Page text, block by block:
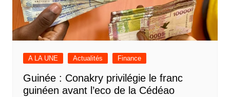
A LA UNE Actualités Finance
Guinée : Conakry privilégie le franc
guinéen avant l’eco de la Cédéao